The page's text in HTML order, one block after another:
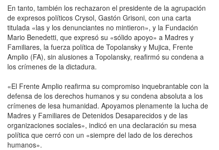
En tanto, también los rechazaron el presidente de la agrupación
de expresos políticos Crysol, Gastón Grisoni, con una carta
titulada «las y los denunciantes no mintieron», y la Fundación
Mario Benedetti, que expresó su «sólido apoyo» a Madres y
Familiares, la fuerza política de Topolansky y Mujica, Frente
Amplio (FA), sin alusiones a Topolansky, reafirmó su condena a
los crímenes de la dictadura.
«El Frente Amplio reafirma su compromiso inquebrantable con la
defensa de los derechos humanos y su condena absoluta a los
crímenes de lesa humanidad. Apoyamos plenamente la lucha de
Madres y Familiares de Detenidos Desaparecidos y de las
organizaciones sociales», indicó en una declaración su mesa
política que cerró con un «siempre del lado de los derechos
humanos».